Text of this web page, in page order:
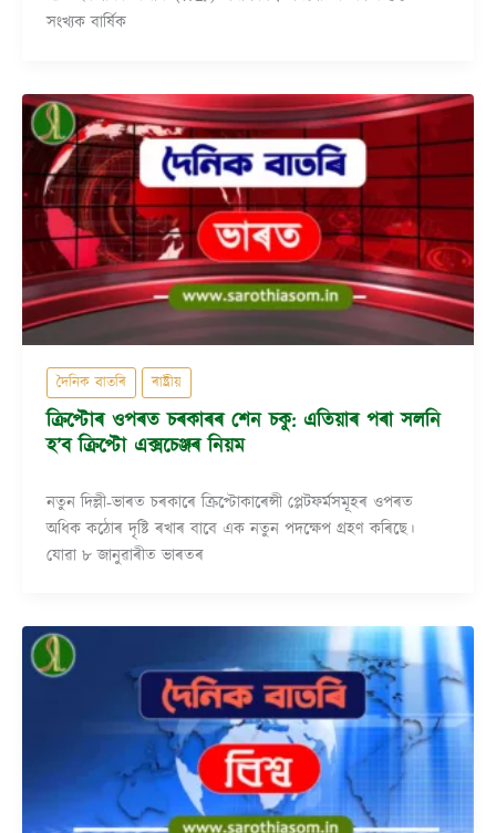
সংখ্যক বাৰ্ষিক
দৈনিক বাতৰি ৰাষ্ট্ৰীয়
ক্ৰিপ্টোৰ ওপৰত চৰকাৰৰ শেন চকু: এতিয়াৰ পৰা সলনি
হ’ব ক্ৰিপ্টো এক্সচেঞ্জৰ নিয়ম
নতুন দিল্লী-ভাৰত চৰকাৰে ক্ৰিপ্টোকাৰেন্সী প্লেটফৰ্মসমূহৰ ওপৰত
অধিক কঠোৰ দৃষ্টি ৰখাৰ বাবে এক নতুন পদক্ষেপ গ্ৰহণ কৰিছে।
যোৱা ৮ জানুৱাৰীত ভাৰতৰ